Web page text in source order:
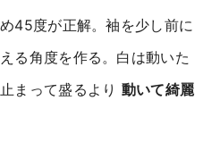
45度が正解。袖を少し前に
る角度を作る。白は動いた
まって盛るより 動いて綺麗